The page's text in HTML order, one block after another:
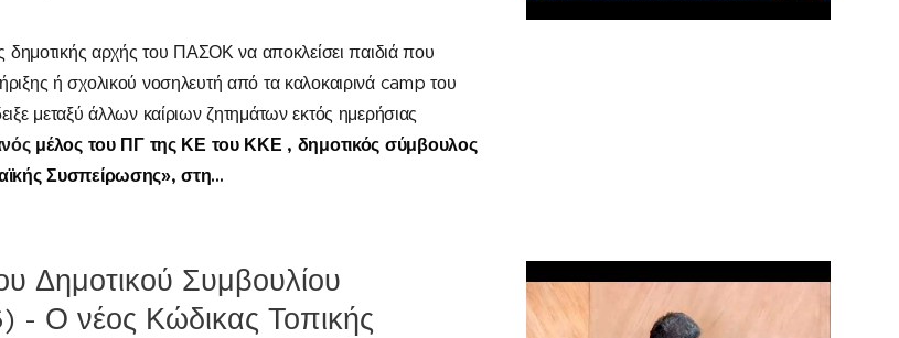
δημοτικής αρχής του ΠΑΣΟΚ να αποκλείσει παιδιά που
ή σχολικού νοσηλευτή από τα καλοκαιρινά campτου
μεταξύ άλλων καίριων ζητημάτων εκτός ημερήσιας
μέλος του ΠΓ της ΚΕ του ΚΚΕ , δημοτικός σύμβουλος
Συσπείρωσης»,στη...
Δημοτικού Συμβουλίου
Ο νέος Κώδικας Τοπικής